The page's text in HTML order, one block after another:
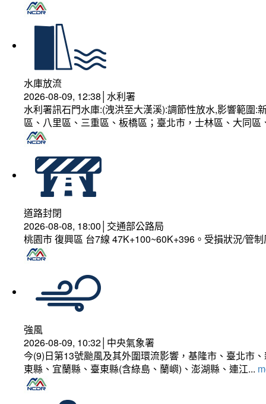
水庫放流
2026-08-09, 12:38│水利署
水利署訊石門水庫:(洩洪至大漢溪):調節性放水,影響範圍
區、八里區、三重區、板橋區；臺北市，士林區、大同
道路封閉
2026-08-08, 18:00│交通部公路局
桃園市 復興區 台7線 47K+100~60K+396。受損狀況/管
強風
2026-08-09, 10:32│中央氣象署
今(9)日第13號颱風及其外圍環流影響，基隆市、臺北市
東縣、宜蘭縣、臺東縣(含綠島、蘭嶼)、澎湖縣、連江...